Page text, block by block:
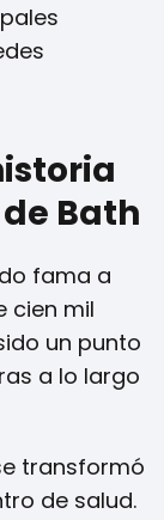
Bath
fama a
cien mil
un punto
a lo largo
transformó
de salud.